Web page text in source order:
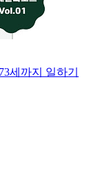
세까지 일하기